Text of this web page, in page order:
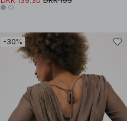
-30%